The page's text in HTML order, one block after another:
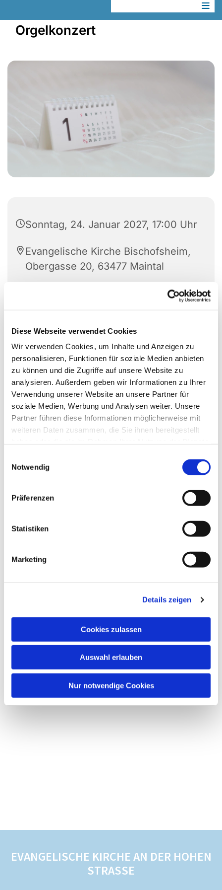
Diese Webseite verwendet Cookies
Wir verwenden Cookies, um Inhalte und Anzeigen zu
personalisieren, Funktionen für soziale Medien anbieten
zu können und die Zugriffe auf unsere Website zu
analysieren. Außerdem geben wir Informationen zu Ihrer
Verwendung unserer Website an unsere Partner für
soziale Medien, Werbung und Analysen weiter. Unsere
Partner führen diese Informationen möglicherweise mit
weiteren Daten zusammen, die Sie ihnen bereitgestellt
Notwendig
Präferenzen
Statistiken
Marketing
Details zeigen
Cookies zulassen
Auswahl erlauben
Nur notwendige Cookies
Orgelkonzert
Sonntag, 24. Januar 2027, 17:00 Uhr
Evangelische Kirche Bischofsheim,
Obergasse 20, 63477 Maintal
EVANGELISCHE KIRCHE AN DER HOHEN
STRASSE